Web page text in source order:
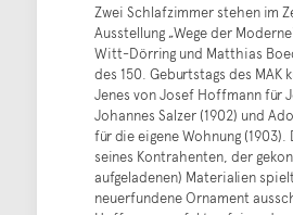
Zwei Schlafzimmer stehen im
Ausstellung „Wege der
Witt-Dörring und Matthias
des 150. Geburtstags des MAK
Jenes von Josef Hoffmann für
Johannes Salzer (1902) und
für die eigene Wohnung
seines Kontrahenten, der
aufgeladenen) Materialien
neuerfundene Ornament